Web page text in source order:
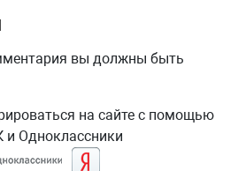
вы должны быть
на сайте с помощью
и Одноклассники